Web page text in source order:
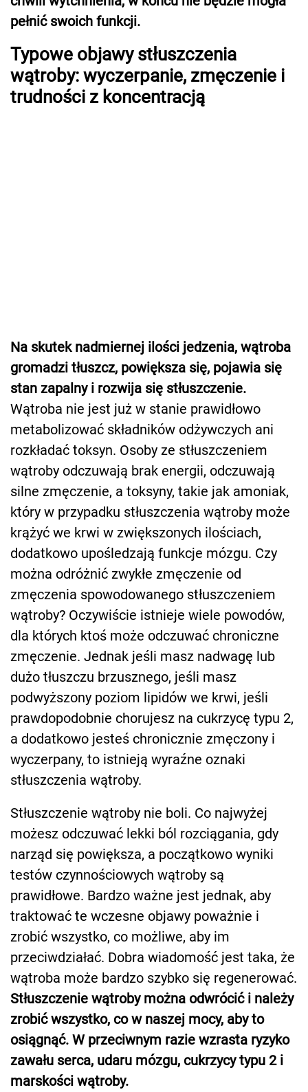
pełnić swoich funkcji.
Typowe objawy stłuszczenia
wątroby: wyczerpanie, zmęczenie i
trudności z koncentracją
Na skutek nadmiernej ilości jedzenia, wątroba
gromadzi tłuszcz, powiększa się, pojawia się
stan zapalny i rozwija się stłuszczenie.
Wątroba nie jest już w stanie prawidłowo
metabolizować składników odżywczych ani
rozkładać toksyn. Osoby ze stłuszczeniem
wątroby odczuwają brak energii, odczuwają
silne zmęczenie, a toksyny, takie jak amoniak,
który w przypadku stłuszczenia wątroby może
krążyć we krwi w zwiększonych ilościach,
dodatkowo upośledzają funkcje mózgu. Czy
można odróżnić zwykłe zmęczenie od
zmęczenia spowodowanego stłuszczeniem
wątroby? Oczywiście istnieje wiele powodów,
dla których ktoś może odczuwać chroniczne
zmęczenie. Jednak jeśli masz nadwagę lub
dużo tłuszczu brzusznego, jeśli masz
podwyższony poziom lipidów we krwi, jeśli
prawdopodobnie chorujesz na cukrzycę typu 2,
a dodatkowo jesteś chronicznie zmęczony i
wyczerpany, to istnieją wyraźne oznaki
stłuszczenia wątroby.
Stłuszczenie wątroby nie boli. Co najwyżej
możesz odczuwać lekki ból rozciągania, gdy
narząd się powiększa, a początkowo wyniki
testów czynnościowych wątroby są
prawidłowe. Bardzo ważne jest jednak, aby
traktować te wczesne objawy poważnie i
zrobić wszystko, co możliwe, aby im
przeciwdziałać. Dobra wiadomość jest taka, że
wątroba może bardzo szybko się regenerować.
Stłuszczenie wątroby można odwrócić i należy
zrobić wszystko, co w naszej mocy, aby to
osiągnąć. W przeciwnym razie wzrasta ryzyko
zawału serca, udaru mózgu, cukrzycy typu 2 i
marskości wątroby.